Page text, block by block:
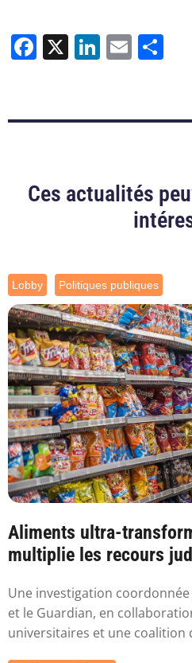
Facebook
X LinkedIn
Email
Ces actualités
Lobby Politiques publiques
Aliments ultra-
multiplie les recours
Une investigation
et le Guardian, en
universitaires et une coalition